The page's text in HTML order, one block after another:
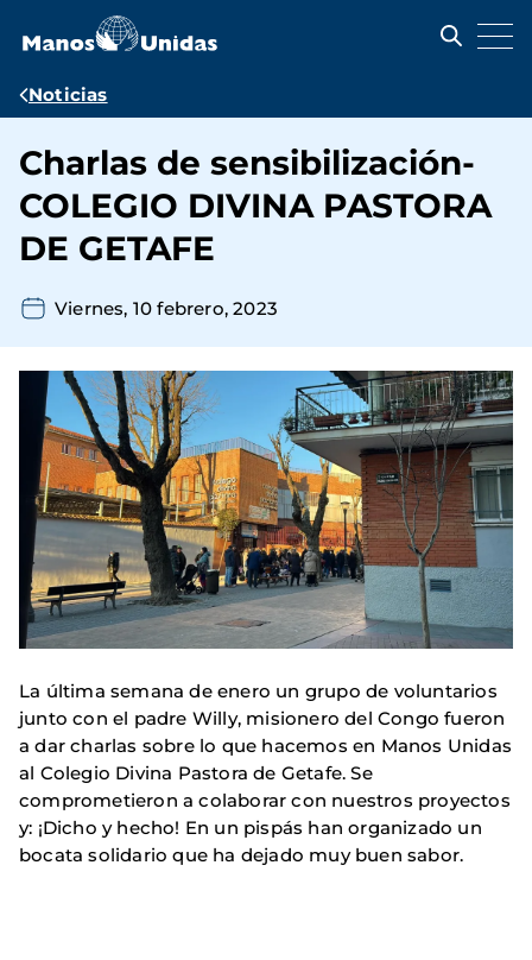
contenido
Ruta
navegación
Noticias
Charlas de sensibilización-
COLEGIO DIVINA PASTORA
DE GETAFE
Viernes, 10 febrero, 2023
La última semana de enero un grupo de voluntarios
junto con el padre Willy, misionero del Congo fueron
a dar charlas sobre lo que hacemos en Manos Unidas
al Colegio Divina Pastora de Getafe. Se
comprometieron a colaborar con nuestros proyectos
y: ¡Dicho y hecho! En un pispás han organizado un
bocata solidario que ha dejado muy buen sabor.